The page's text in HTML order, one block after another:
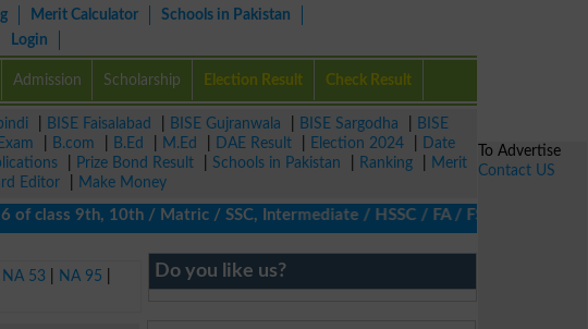
Merit Calculator
Schools in Pakistan
Login
Admission Scholarship Election Result Check Result
BISE Faisalabad BISE Gujranwala BISE Sargodha
BISE
Exam B.com B.Ed M.Ed DAE Result Election 2024
Date
Prize Bond Result Schools in Pakistan Ranking
Merit
Editor
Make Money
9th, 10th / Matric / SSC, Intermediate / HSSC / FA / FSc / Inter, 5th /
NA 53 NA 95 Do you like us?
To Advertise
Contact US